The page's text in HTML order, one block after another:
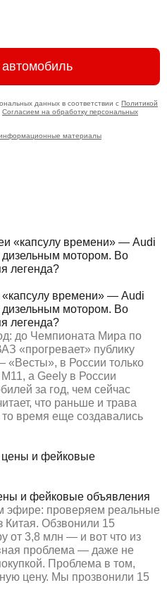
автомобиль
данных в соответствии с Политикой
Согласием на обработку персональных
материалы
времени» — Audi
дизельным мотором. Во
легенда?
до Чемпионата Мира по
«прогревает» публику
в России только
а Geely в России
за год, чем сейчас
что раньше и трава
время еще создавались
и фейковые объявления
эфире: проверяем реальные
Китая. Обзвонили 15
от 3,8 млн — и вот что из
проблема — даже не
Проблема в том,
цену. Мы прозвонили 15